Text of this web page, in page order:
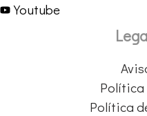
Youtube
Política
Política